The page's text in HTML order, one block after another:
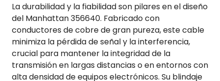
La durabilidad y la fiabilidad son pilares en el diseño
del Manhattan 356640. Fabricado con
conductores de cobre de gran pureza, este cable
minimiza la pérdida de señal y la interferencia,
crucial para mantener la integridad de la
transmisión en largas distancias o en entornos con
alta densidad de equipos electrónicos. Su blindaje